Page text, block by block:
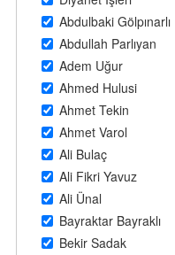
Abdulbaki Gölpınarlı
Abdullah Parlıyan
Adem Uğur
Ahmed Hulusi
Ahmet Tekin
Ahmet Varol
Ali Bulaç
Ali Fikri Yavuz
Ali Ünal
Bayraktar Bayraklı
Bekir Sadak